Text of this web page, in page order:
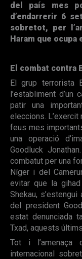
del país mes
d’endarrerir 6
sobretot, per
Haram que ocupa
El combat contra
El grup terrorista
l’establiment d’un
patir una
eleccions. L’exercit
feus mes
una operació
Goodluck
combatut per una
Níger i del
evitar que la
Shekau,
del president
estat denunciada
Txad, aquests
Tot i l’amenaça
internacional